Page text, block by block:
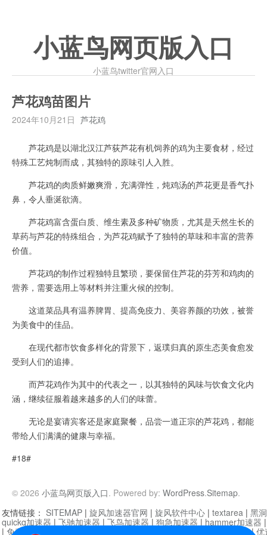
小蓝鸟网页版入口
小蓝鸟twitter官网入口
芦花鸡苗图片
2024年10月21日 芦花鸡
芦花鸡是以湖北汉江芦荻芦花有机饲养的鸡为主要食材，经过
特殊工艺炖制而成，其独特的原味引人入胜。
芦花鸡的肉质鲜嫩爽滑，充满弹性，炖鸡汤的芦花更是香气扑
鼻，令人垂涎欲滴。
芦花鸡富含蛋白质、维生素及多种矿物质，尤其是天然生长的
草药与芦花的特殊组合，为芦花鸡赋予了独特的草味和丰富的营养
价值。
芦花鸡的制作过程独特且繁琐，要保留住芦花的芬芳和鸡肉的
营养，需要选用上等材料并注重火候的控制。
这道菜品具有温养脾胃、提高免疫力、美容养颜的功效，被誉
为美食中的佳品。
在现代都市饮食多样化的背景下，返璞归真的原生态美食愈发
受到人们的追捧。
而芦花鸡作为其中的代表之一，以其独特的风味与饮食文化内
涵，继续征服着越来越多的人们的味蕾。
无论是宴请宾客还是家庭聚餐，品尝一道正宗的芦花鸡，都能
带给人们满满的健康与幸福。
#18#
© 2026 小蓝鸟网页版入口. Powered by: WordPress.Sitemap.
友情链接： SITEMAP | 旋风加速器官网 | 旋风软件中心 | textarea | 黑
quickq加速器 | 飞驰加速器 | 飞鸟加速器 | 狗急加速器 | hammer加速器
| 免费vqn加速外网 迷雾通|优